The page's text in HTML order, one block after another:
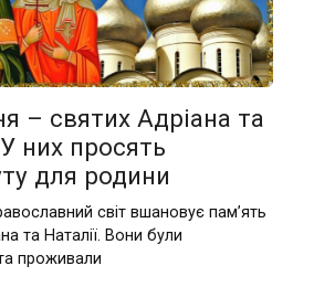
– святих Адріана та
У них просять
для родини
світ вшановує пам’ять
та Наталії. Вони були
проживали